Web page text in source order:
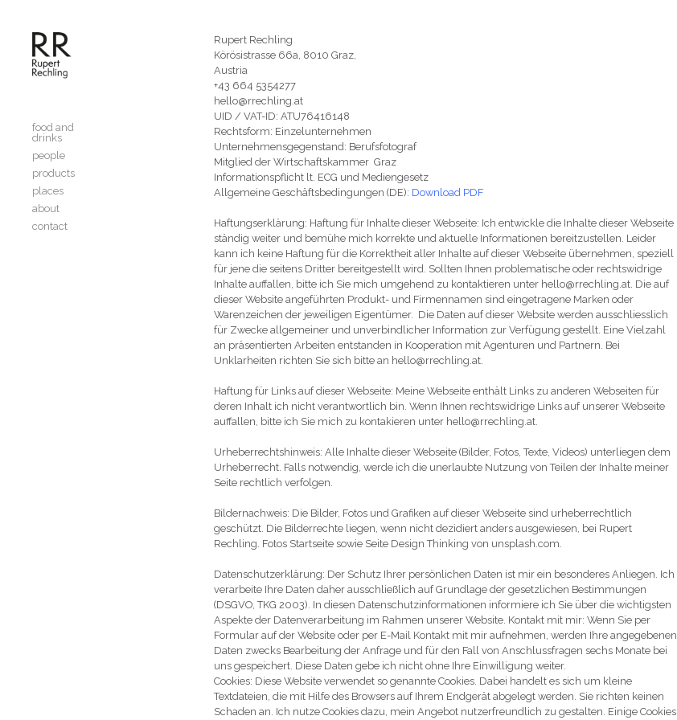
food and
drinks
people
products
places
about
contact
Rupert Rechling
Körösistrasse 66a, 8010 Graz,
Austria
+43 664 5354277
hello@rrechling.at
UID / VAT-ID: ATU76416148
Rechtsform: Einzelunternehmen
Unternehmensgegenstand: Berufsfotograf
Mitglied der Wirtschaftskammer Graz
Informationspflicht lt. ECG und Mediengesetz
Allgemeine Geschäftsbedingungen (DE): Download PDF
Haftungserklärung: Haftung für Inhalte dieser Webseite: Ich entwickle die Inhalte dieser Webseite
ständig weiter und bemühe mich korrekte und aktuelle Informationen bereitzustellen. Leider
kann ich keine Haftung für die Korrektheit aller Inhalte auf dieser Webseite übernehmen, speziell
für jene die seitens Dritter bereitgestellt wird. Sollten Ihnen problematische oder rechtswidrige
Inhalte auffallen, bitte ich Sie mich umgehend zu kontaktieren unter hello@rrechling.at. Die auf
dieser Website angeführten Produkt- und Firmennamen sind eingetragene Marken oder
Warenzeichen der jeweiligen Eigentümer. Die Daten auf dieser Website werden ausschliesslich
für Zwecke allgemeiner und unverbindlicher Information zur Verfügung gestellt. Eine Vielzahl
an präsentierten Arbeiten entstanden in Kooperation mit Agenturen und Partnern. Bei
Unklarheiten richten Sie sich bitte an hello@rrechling.at.
Haftung für Links auf dieser Webseite: Meine Webseite enthält Links zu anderen Webseiten für
deren Inhalt ich nicht verantwortlich bin. Wenn Ihnen rechtswidrige Links auf unserer Webseite
auffallen, bitte ich Sie mich zu kontakieren unter hello@rrechling.at.
Urheberrechtshinweis: Alle Inhalte dieser Webseite (Bilder, Fotos, Texte, Videos) unterliegen dem
Urheberrecht. Falls notwendig, werde ich die unerlaubte Nutzung von Teilen der Inhalte meiner
Seite rechtlich verfolgen.
Bildernachweis: Die Bilder, Fotos und Grafiken auf dieser Webseite sind urheberrechtlich
geschützt. Die Bilderrechte liegen, wenn nicht dezidiert anders ausgewiesen, bei Rupert
Rechling. Fotos Startseite sowie Seite Design Thinking von unsplash.com.
Datenschutzerklärung: Der Schutz Ihrer persönlichen Daten ist mir ein besonderes Anliegen. Ich
verarbeite Ihre Daten daher ausschließlich auf Grundlage der gesetzlichen Bestimmungen
(DSGVO, TKG 2003). In diesen Datenschutzinformationen informiere ich Sie über die wichtigsten
Aspekte der Datenverarbeitung im Rahmen unserer Website. Kontakt mit mir: Wenn Sie per
Formular auf der Website oder per E-Mail Kontakt mit mir aufnehmen, werden Ihre angegebenen
Daten zwecks Bearbeitung der Anfrage und für den Fall von Anschlussfragen sechs Monate bei
uns gespeichert. Diese Daten gebe ich nicht ohne Ihre Einwilligung weiter.
Cookies: Diese Website verwendet so genannte Cookies. Dabei handelt es sich um kleine
Textdateien, die mit Hilfe des Browsers auf Ihrem Endgerät abgelegt werden. Sie richten keinen
Schaden an. Ich nutze Cookies dazu, mein Angebot nutzerfreundlich zu gestalten. Einige Cookies